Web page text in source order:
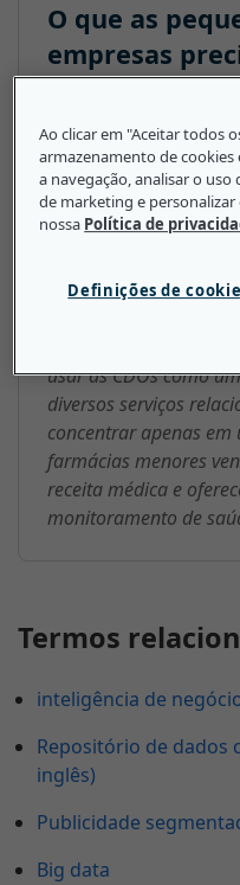
O que as
empresas
Organização
cuidados
As CDOs se
Primeiro, são grandes
vezes integram
física e mental. Há
geralmente não
organizacionais para
Porém, as pequenas
usar as CDOs como
diversos serviços
concentrar apenas
farmácias menores
receita médica e
monitoramento de
Termos
inteligência de
Repositório de dados
inglês)
Publicidade
Big data
Ao clicar em "Aceitar todos
armazenamento de
a navegação, analisar o
de marketing e personalizar
nossa Política de
Definições de